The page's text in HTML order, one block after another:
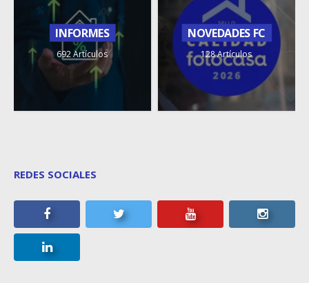
INFORMES
692 Artículos
NOVEDADES FC
128 Artículos
REDES SOCIALES